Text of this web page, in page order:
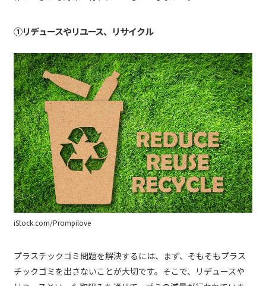
①リデュースやリユース、リサイクル
iStock.com/Prompilove
プラスチックゴミ問題を解決するには、まず、そもそもプラス
チックゴミを出さないことが大切です。そこで、リデュースや